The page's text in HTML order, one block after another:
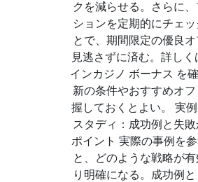
クを減らせる。さらに
ションを定期的にチェッ
とで、期間限定の優良
見逃さずに済む。詳しく
インカジノ ボーナス を
新の条件やおすすめオ
握しておくとよい。 実
スタディ：成功例と失
ポイント 実際の事例を
と、どのような戦略が有
り明確になる。成功例と